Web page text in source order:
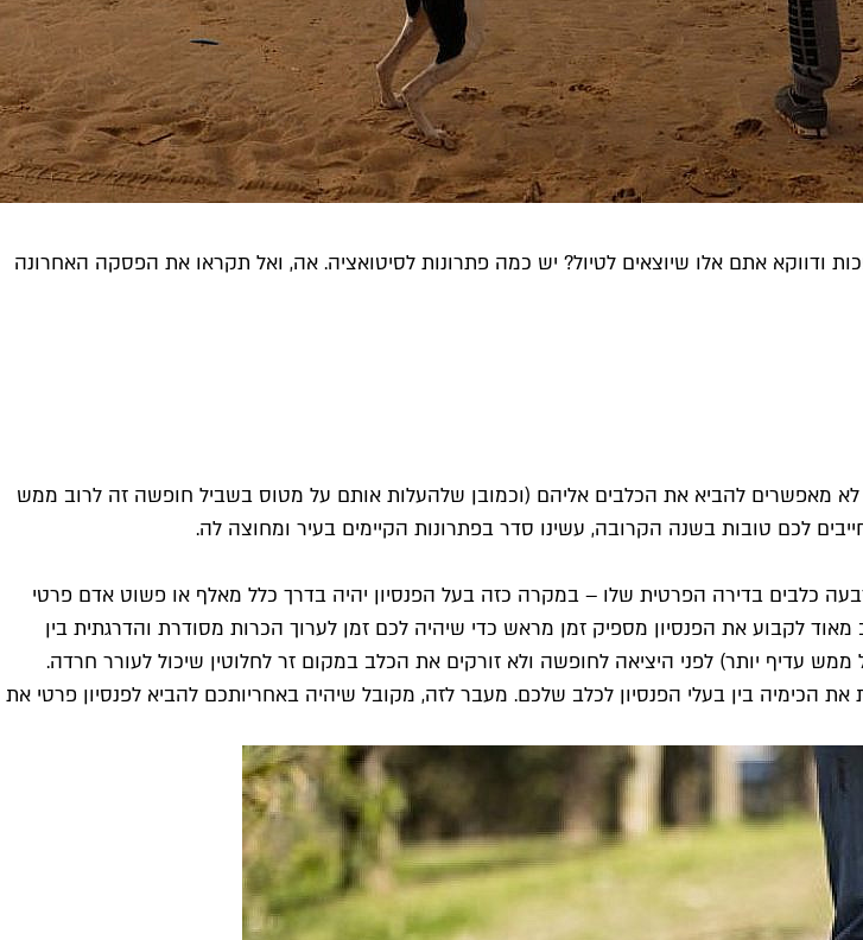
ודווקא אתם אלו שיוצאים לטיול? יש כמה פתרונות לסיטואציה. אה, ואל תקראו את הפסקה האחרונה
מאפשרים להביא את הכלבים אליהם (וכמובן שלהעלות אותם על מטוס בשביל חופשה זה לרוב ממש
לכם טובות בשנה הקרובה, עשינו סדר בפתרונות הקיימים בעיר ומחוצה לה.
כלבים בדירה הפרטית שלו – במקרה כזה בעל הפנסיון יהיה בדרך כלל מאלף או פשוט אדם פרטי
לקבוע את הפנסיון מספיק זמן מראש כדי שיהיה לכם זמן לערוך הכרות מסודרת והדרגתית בין
עדיף יותר) לפני היציאה לחופשה ולא זורקים את הכלב במקום זר לחלוטין שיכול לעורר חרדה.
הכימיה בין בעלי הפנסיון לכלב שלכם. מעבר לזה, מקובל שיהיה באחריותכם להביא לפנסיון פרטי את